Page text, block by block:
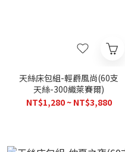
天絲床包組-輕爵風尚(60支
天絲-300織萊賽爾)
NT$1,280 ~ NT$3,880